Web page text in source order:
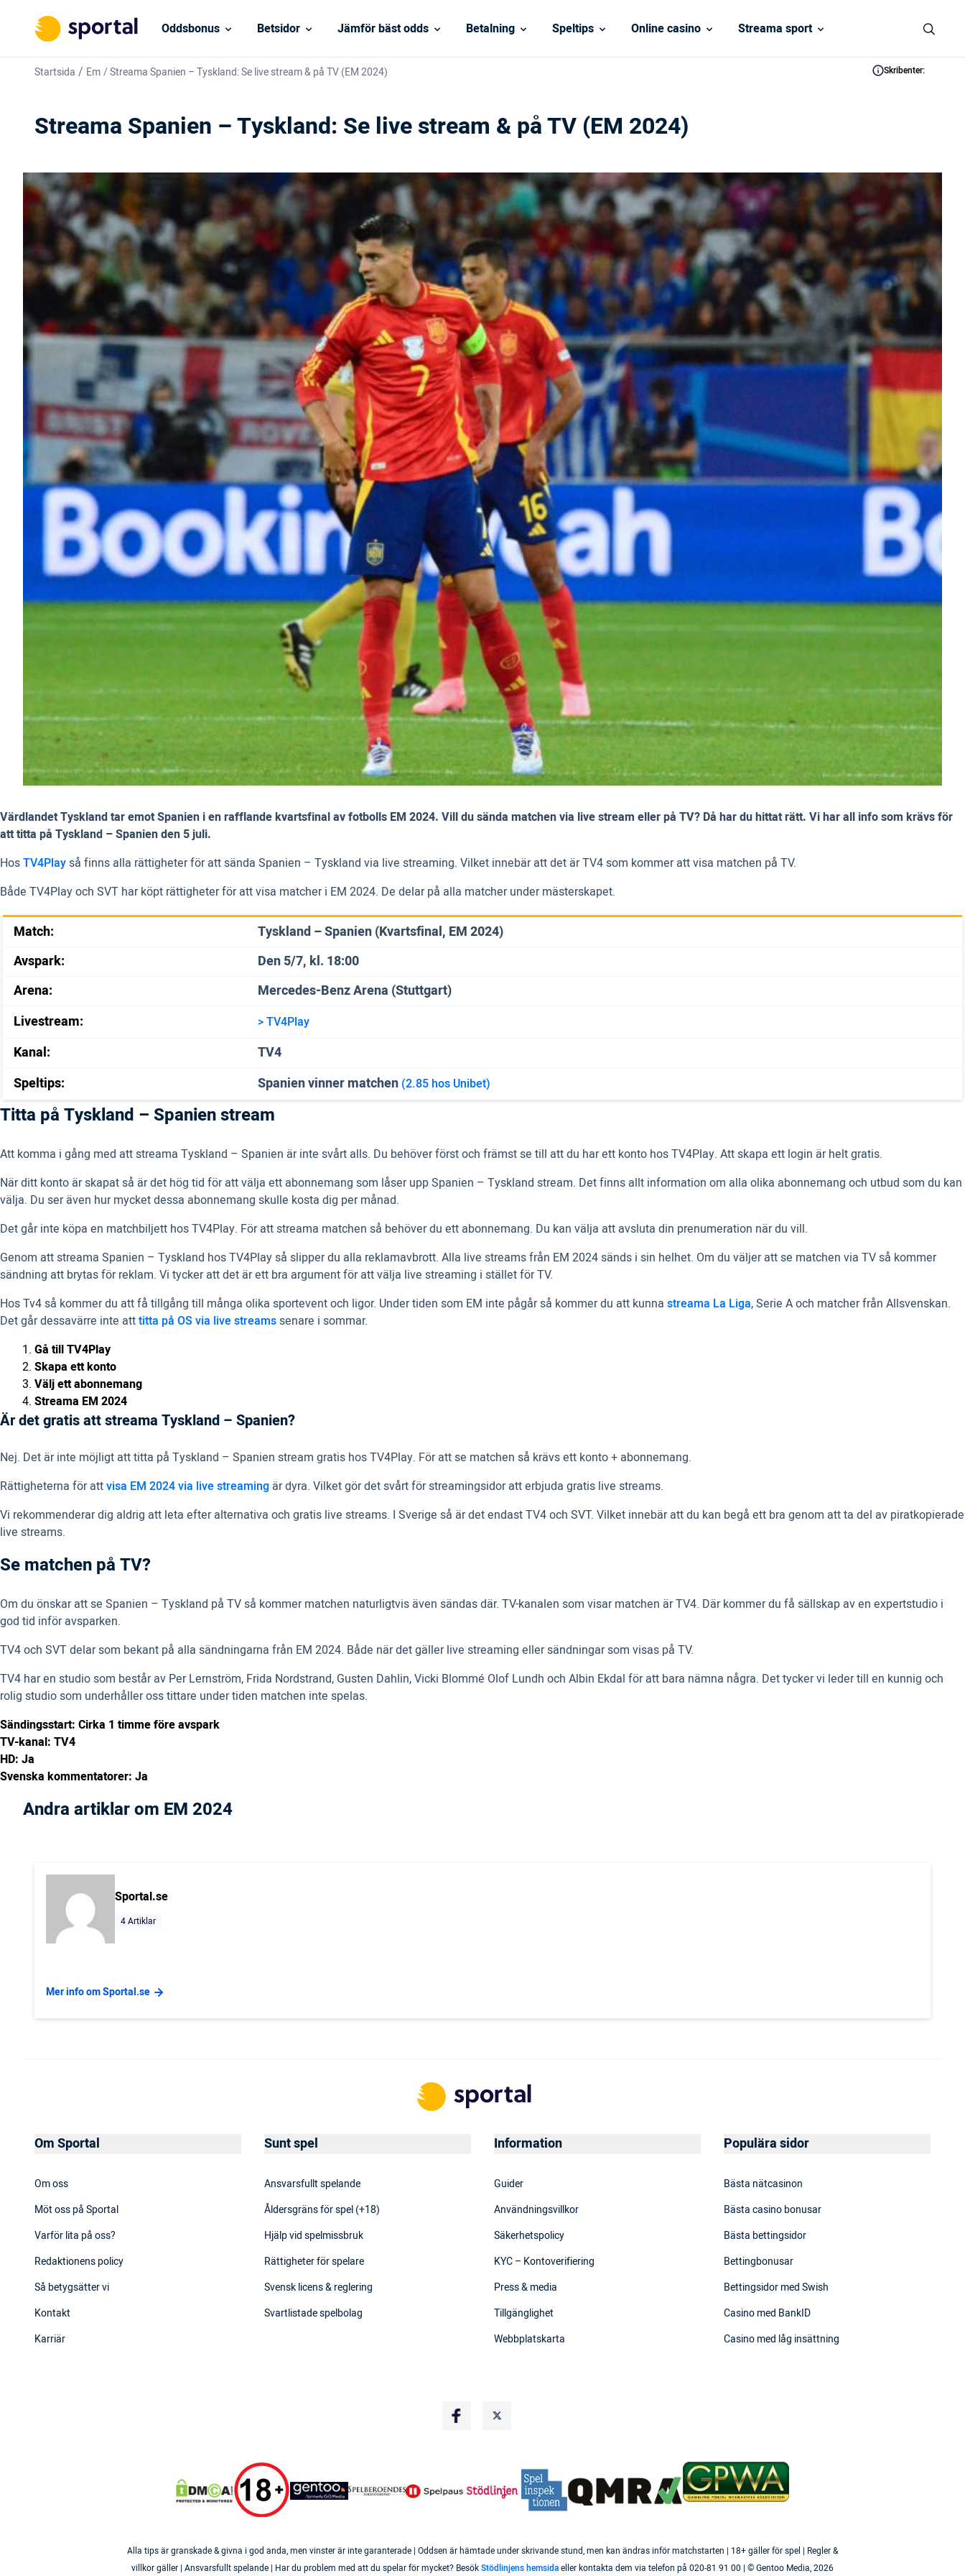
Oddsbonus Betsidor Jämför bäst odds Betalning Speltips Online casino Streama sport
Startsida / Em/Streama Spanien – Tyskland: Se live stream & på TV (EM 2024) Skribenter:
Streama Spanien – Tyskland: Se live stream & på TV (EM 2024)
Värdlandet Tyskland tar emot Spanien i en rafflande kvartsfinal av fotbolls EM 2024. Vill du sända matchen via live stream eller på TV? Då har du hittat rätt. Vi har all info som krävs för
att titta på Tyskland – Spanien den 5 juli.
HosTV4Playså finns alla rättigheter för att sända Spanien – Tyskland via live streaming. Vilket innebär att det är TV4 som kommer att visa matchen på TV.
Både TV4Play och SVT har köpt rättigheter för att visa matcher i EM 2024. De delar på alla matcher under mästerskapet.
Match:
Tyskland – Spanien (Kvartsfinal, EM 2024)
Avspark:
Den 5/7, kl. 18:00
Arena:
Mercedes-Benz Arena (Stuttgart)
Livestream:
> TV4Play
Kanal:
TV4
Speltips:
Spanien vinner matchen (2.85 hos Unibet)
Titta på Tyskland – Spanien stream
Att komma i gång med att streama Tyskland – Spanien är inte svårt alls. Du behöver först och främst se till att du har ett konto hos TV4Play. Att skapa ett login är helt gratis.
När ditt konto är skapat så är det hög tid för att välja ett abonnemang som låser upp Spanien – Tyskland stream. Det finns allt information om alla olika abonnemang och utbud som du kan
välja. Du ser även hur mycket dessa abonnemang skulle kosta dig per månad.
Det går inte köpa en matchbiljett hos TV4Play. För att streama matchen så behöver du ett abonnemang. Du kan välja att avsluta din prenumeration när du vill.
Genom att streama Spanien – Tyskland hos TV4Play så slipper du alla reklamavbrott. Alla live streams från EM 2024 sänds i sin helhet. Om du väljer att se matchen via TV så kommer
sändning att brytas för reklam. Vi tycker att det är ett bra argument för att välja live streaming i stället för TV.
Hos Tv4 så kommer du att få tillgång till många olika sportevent och ligor. Under tiden som EM inte pågår så kommer du att kunna streama La Liga, Serie A och matcher från Allsvenskan.
Det går dessavärre inte atttitta på OS via live streamssenare i sommar.
Gå till TV4Play
Skapa ett konto
Välj ett abonnemang
Streama EM 2024
Är det gratis att streama Tyskland – Spanien?
Nej. Det är inte möjligt att titta på Tyskland – Spanien stream gratis hos TV4Play. För att se matchen så krävs ett konto + abonnemang.
Rättigheterna för attvisa EM 2024 via live streaming är dyra. Vilket gör det svårt för streamingsidor att erbjuda gratis live streams.
Vi rekommenderar dig aldrig att leta efter alternativa och gratis live streams. I Sverige så är det endast TV4 och SVT. Vilket innebär att du kan begå ett bra genom att ta del av piratkopierade
live streams.
Se matchen på TV?
Om du önskar att se Spanien – Tyskland på TV så kommer matchen naturligtvis även sändas där. TV-kanalen som visar matchen är TV4. Där kommer du få sällskap av en expertstudio i
god tid inför avsparken.
TV4 och SVT delar som bekant på alla sändningarna från EM 2024. Både när det gäller live streaming eller sändningar som visas på TV.
TV4 har en studio som består av Per Lernström, Frida Nordstrand, Gusten Dahlin, Vicki Blommé Olof Lundh och Albin Ekdal för att bara nämna några. Det tycker vi leder till en kunnig och
rolig studio som underhåller oss tittare under tiden matchen inte spelas.
Sändingsstart: Cirka 1 timme före avspark
TV-kanal: TV4
HD: Ja
Svenska kommentatorer: Ja
Andra artiklar om EM 2024
Sportal.se
4 Artiklar
Mer info om Sportal.se
Om Sportal
Om oss
Möt oss på Sportal
Varför lita på oss?
Redaktionens policy
Så betygsätter vi
Kontakt
Karriär
Sunt spel
Ansvarsfullt spelande
Åldersgräns för spel (+18)
Hjälp vid spelmissbruk
Rättigheter för spelare
Svensk licens & reglering
Svartlistade spelbolag
Information
Guider
Användningsvillkor
Säkerhetspolicy
KYC – Kontoverifiering
Press & media
Tillgänglighet
Webbplatskarta
Populära sidor
Bästa nätcasinon
Bästa casino bonusar
Bästa bettingsidor
Bettingbonusar
Bettingsidor med Swish
Casino med BankID
Casino med låg insättning
Alla tips är granskade & givna i god anda, men vinster är inte garanterade | Oddsen är hämtade under skrivande stund, men kan ändras inför matchstarten | 18+ gäller för spel | Regler &
villkor gäller | Ansvarsfullt spelande | Har du problem med att du spelar för mycket? BesökStödlinjens hemsidaeller kontakta dem via telefon på 020-81 91 00 | © Gentoo Media,2026